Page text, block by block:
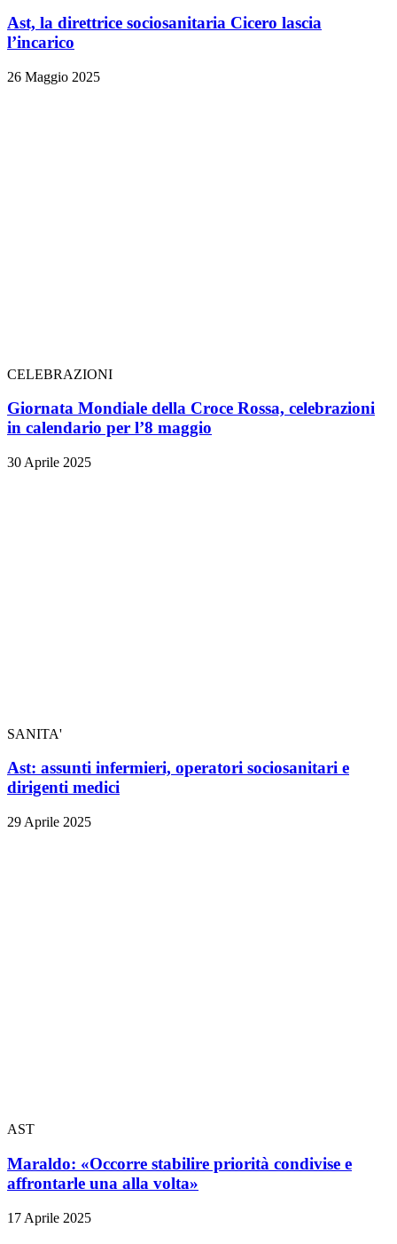
Ast, la direttrice sociosanitaria Cicero lascia
l’incarico
26 Maggio 2025
CELEBRAZIONI
Giornata Mondiale della Croce Rossa, celebrazioni
in calendario per l’8 maggio
30 Aprile 2025
SANITA'
Ast: assunti infermieri, operatori sociosanitari e
dirigenti medici
29 Aprile 2025
AST
Maraldo: «Occorre stabilire priorità condivise e
affrontarle una alla volta»
17 Aprile 2025